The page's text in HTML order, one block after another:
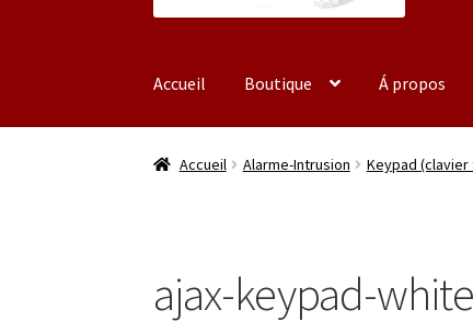
Accueil Boutique Á propos
Accueil Á propos Mon compte Panier
Accueil Alarme-Intrusion Keypad
ajax-keypad-